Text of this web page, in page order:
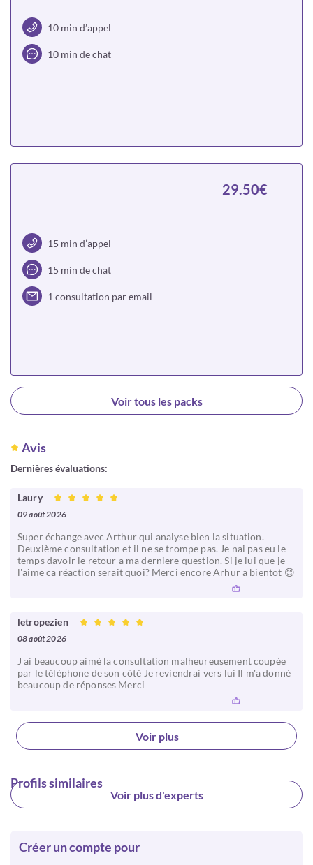
10 min d’appel
10 min de chat
15 min d’appel
15 min de chat
1 consultation par email
29.50€
Choisir
Voir tous les packs
Avis
Dernières évaluations:
Laury
09 août 2026
Super échange avec Arthur qui analyse bien la situation.
Deuxième consultation et il ne se trompe pas. Je nai pas eu le
temps davoir le retour a ma derniere question. Si je lui que je
l'aime ca réaction serait quoi? Merci encore Arhur a bientot 😊
letropezien
08 août 2026
J ai beaucoup aimé la consultation malheureusement coupée
par le téléphone de son côté Je reviendrai vers lui Il m'a donné
beaucoup de réponses Merci
Voir plus
Profils similaires
Voir plus d'experts
Créer un compte pour